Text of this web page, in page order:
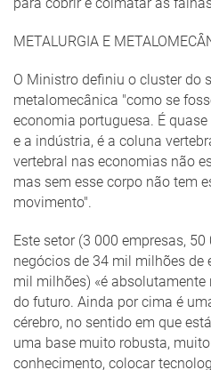
METALURGIA E
O Ministro definiu o cluster do
metalomecânica "como se
economia portuguesa. É
e a indústria, é a coluna
vertebral nas economias não
mas sem esse corpo não tem
movimento".
Este setor (3 000 empresas,
negócios de 34 mil milhões de
mil milhões) «é
do futuro. Ainda por cima é
cérebro, no sentido em que
uma base muito robusta,
conhecimento, colocar